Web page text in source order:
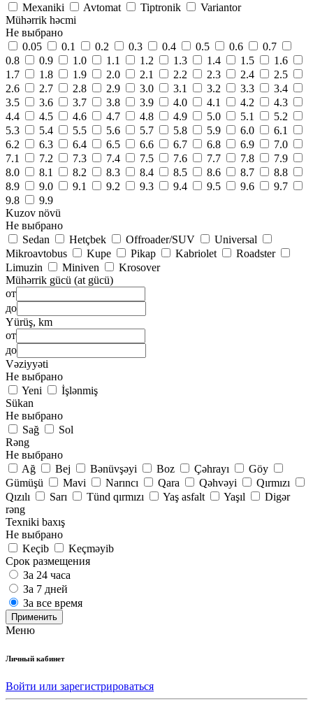
Mexaniki
Avtomat Tiptronik
Variantor
Mühərrik həcmi
Не выбрано
0.05
0.1 0.2 0.3 0.4 0.5 0.6
0.7
0.8
0.9 1.0 1.1 1.2 1.3 1.4 1.5
1.6
1.7
1.8 1.9 2.0 2.1 2.2 2.3 2.4
2.5
2.6
2.7 2.8 2.9 3.0 3.1 3.2 3.3
3.4
3.5
3.6 3.7 3.8 3.9 4.0 4.1 4.2
4.3
4.4
4.5 4.6 4.7 4.8 4.9 5.0 5.1
5.2
5.3
5.4 5.5 5.6 5.7 5.8 5.9 6.0
6.1
6.2
6.3 6.4 6.5 6.6 6.7 6.8 6.9
7.0
7.1
7.2 7.3 7.4 7.5 7.6 7.7 7.8
7.9
8.0
8.1 8.2 8.3 8.4 8.5 8.6 8.7
8.8
8.9
9.0 9.1 9.2 9.3 9.4 9.5 9.6
9.7
9.8
9.9
Kuzov növü
Не выбрано
Sedan
Hetçbek Offroader/SUV
Universal
Mikroavtobus
Kupe Pikap Kabriolet
Roadster
Limuzin
Miniven
Krosover
Mühərrik gücü (at gücü)
от
до
Yürüş, km
от
до
Vəziyyəti
Не выбрано
Yeni
İşlənmiş
Sükan
Не выбрано
Sağ
Sol
Rəng
Не выбрано
Ağ
Bej Bənüvşəyi Boz Çəhrayı
Göy
Gümüşü
Mavi Narıncı Qara Qəhvəyi
Qırmızı
Qızılı
Sarı Tünd qırmızı Yaş asfalt Yaşıl
Digər
rəng
Texniki baxış
Не выбрано
Keçib
Keçməyib
Срок размещения
За 24 часа
За 7 дней
За все время
Применить
Меню
Личный кабинет
Войти или зарегистрироваться